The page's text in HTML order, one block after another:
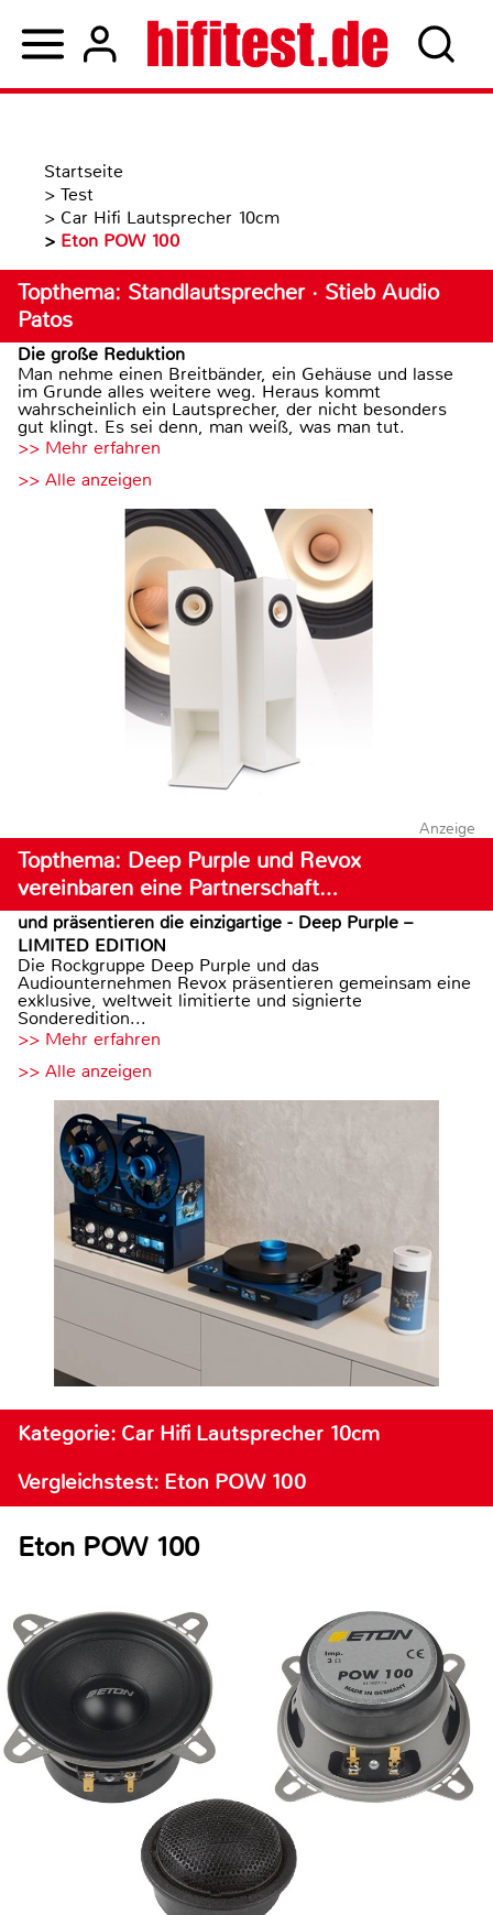
Startseite
> Test
> Car Hifi Lautsprecher 10cm
> Eton POW 100
Topthema: Standlautsprecher · Stieb Audio
Patos
Die große Reduktion
Man nehme einen Breitbänder, ein Gehäuse und lasse
im Grunde alles weitere weg. Heraus kommt
wahrscheinlich ein Lautsprecher, der nicht besonders
gut klingt. Es sei denn, man weiß, was man tut.
>> Mehr erfahren
>> Alle anzeigen
Anzeige
Topthema: Deep Purple und Revox
vereinbaren eine Partnerschaft…
und präsentieren die einzigartige - Deep Purple –
LIMITED EDITION
Die Rockgruppe Deep Purple und das
Audiounternehmen Revox präsentieren gemeinsam eine
exklusive, weltweit limitierte und signierte
Sonderedition...
>> Mehr erfahren
>> Alle anzeigen
Kategorie: Car Hifi Lautsprecher 10cm
Vergleichstest: Eton POW 100
Eton POW 100